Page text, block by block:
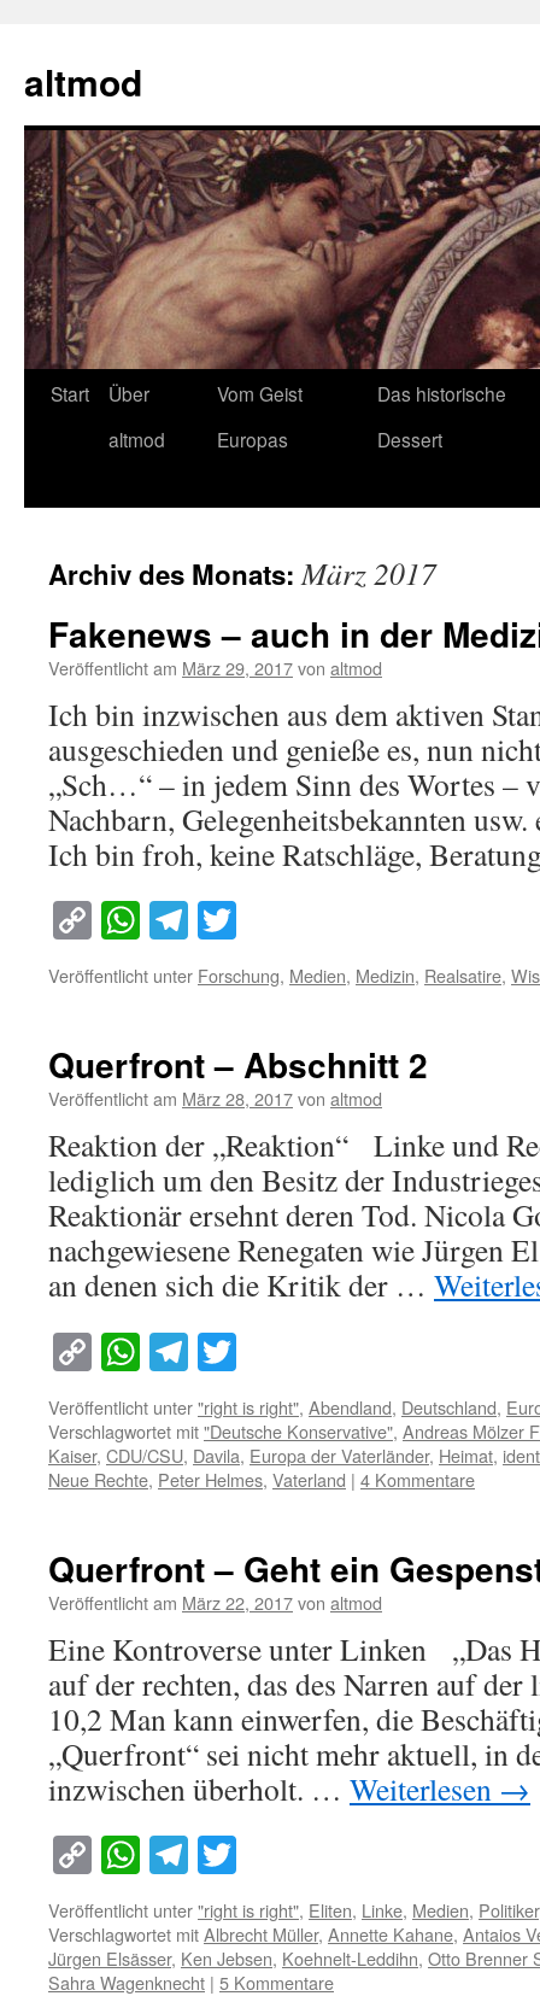
springen
altmod
Start
Über
altmod
Vom Geist
Europas
Das historische
Dessert
Archiv des Monats:März 2017
Fakenews – auch in der
Veröffentlicht am März 29, 2017von altmod
Ich bin inzwischen aus dem aktiven
ausgeschieden und genieße es, nun
„Sch…“ – in jedem Sinn des Wortes –
Nachbarn, Gelegenheitsbekannten usw.
Ich bin froh, keine Ratschläge,
Copy
Link
WhatsApp
Telegram
Veröffentlicht unter Forschung, Medien, Medizin, Realsatire,
Querfront – Abschnitt 2
Veröffentlicht am März 28, 2017von altmod
Reaktion der „Reaktion“ Linke und
lediglich um den Besitz der
Reaktionär ersehnt deren Tod. Nicola
nachgewiesene Renegaten wie Jürgen
an denen sich die Kritik der …
Copy
Link
WhatsApp
Telegram
Veröffentlicht unter"right is right", Abendland, Deutschland,
Verschlagwortet mit"Deutsche Konservative", Andreas Mölzer
Kaiser, CDU/CSU, Davila, Europa der Vaterländer, Heimat,
Neue Rechte, Peter Helmes, Vaterland | 4 Kommentare
Querfront – Geht ein
Veröffentlicht am März 22, 2017von altmod
Eine Kontroverse unter Linken „Das
auf der rechten, das des Narren auf der
10,2 Man kann einwerfen, die
„Querfront“ sei nicht mehr aktuell, in
inzwischen überholt. … Weiterlesen →
Copy
Link
WhatsApp
Telegram
Veröffentlicht unter"right is right", Eliten, Linke, Medien, Politiker
Verschlagwortet mitAlbrecht Müller, Annette Kahane, Antaios
Jürgen Elsässer, Ken Jebsen, Koehnelt-Leddihn, Otto Brenner
Sahra Wagenknecht | 5 Kommentare